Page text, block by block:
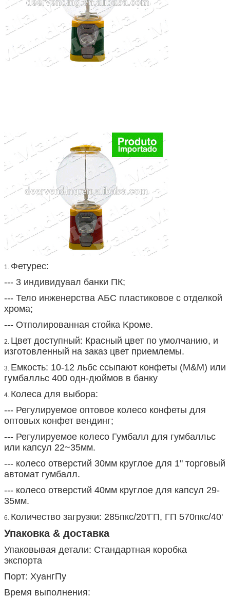
1. Фетурес:
--- 3 индивидуаал банки ПК;
--- Тело инженерства АБС пластиковое с отделкой
хрома;
--- Отполированная стойка Kроме.
2. Цвет доступный: Красный цвет по умолчанию, и
изготовленный на заказ цвет приемлемы.
3. Емкость: 10-12 льбс ссыпают конфеты (М&М) или
гумбалльс 400 одн-дюймов в банку
4. Колеса для выбора:
--- Регулируемое оптовое колесо конфеты для
оптовых конфет вендинг;
--- Регулируемое колесо Гумбалл для гумбалльс
или капсул 22~35мм.
--- колесо отверстий 30мм круглое для 1" торговый
автомат гумбалл.
--- колесо отверстий 40мм круглое для капсул 29-
35мм.
6. Количество загрузки: 285пкс/20'ГП, ГП 570пкс/40'
Упаковка & доставка
Упаковывая детали: Стандартная коробка
экспорта
Порт: ХуангПу
Время выполнения: